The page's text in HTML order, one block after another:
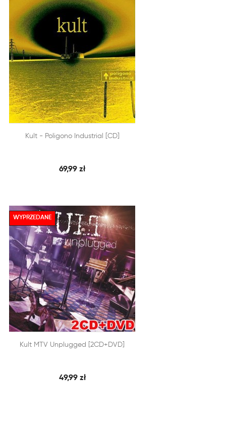
DODAJ DO KOSZYKA
SZYBKI PODGLĄD
Kult - Poligono Industrial [CD]
69,99 zł
DODAJ DO KOSZYKA
SZYBKI PODGLĄD
Kult MTV Unplugged [2CD+DVD]
49,99 zł
WYPRZEDANE